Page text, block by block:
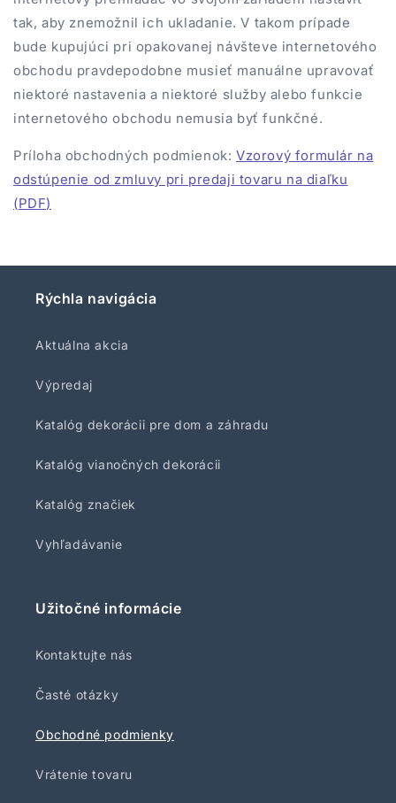
tak, aby znemožnil ich ukladanie. V takom prípade
bude kupujúci pri opakovanej návšteve internetového
obchodu pravdepodobne musieť manuálne upravovať
niektoré nastavenia a niektoré služby alebo funkcie
internetového obchodu nemusia byť funkčné.
Príloha obchodných podmienok:Vzorový formulár na
odstúpenie od zmluvy pri predaji tovaru na diaľku
(PDF)
Rýchla navigácia
Aktuálna akcia
Výpredaj
Katalóg dekorácii pre dom a záhradu
Katalóg vianočných dekorácii
Katalóg značiek
Vyhľadávanie
Užitočné informácie
Kontaktujte nás
Časté otázky
Obchodné podmienky
Vrátenie tovaru